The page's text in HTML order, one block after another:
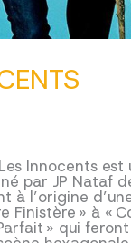
Les Innocents
par JP Nataf
à l’origine
Finistère » à «
» qui